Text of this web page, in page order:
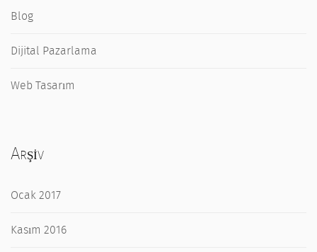
Blog
Dijital Pazarlama
Web Tasarım
Arşiv
Ocak 2017
Kasım 2016